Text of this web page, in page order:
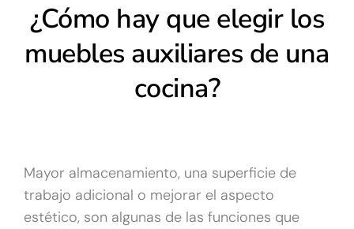
¿Cómo hay que elegir los
muebles auxiliares de una
cocina?
Mayor almacenamiento, una superficie de
trabajo adicional o mejorar el aspecto
estético, son algunas de las funciones que